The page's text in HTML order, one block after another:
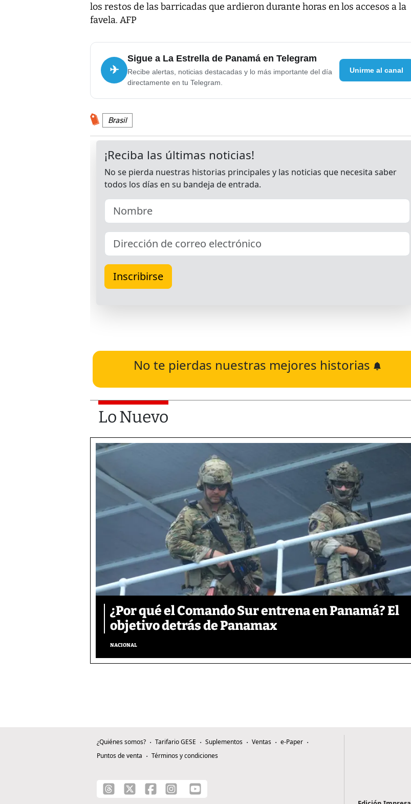
los restos de las barricadas que ardieron durante horas en los accesos a la
favela. AFP
✈
Sigue a La Estrella de Panamá en Telegram
Recibe alertas, noticias destacadas y lo más importante del día
directamente en tu Telegram.
Unirme al canal
Brasil
No te pierdas nuestras mejores historias
Lo Nuevo
¿Por qué el Comando Sur entrena en Panamá? El
objetivo detrás de Panamax
NACIONAL
¿Quiénes somos? Tarifario GESE Suplementos Ventas
e-Paper
Puntos de venta
Términos y condiciones